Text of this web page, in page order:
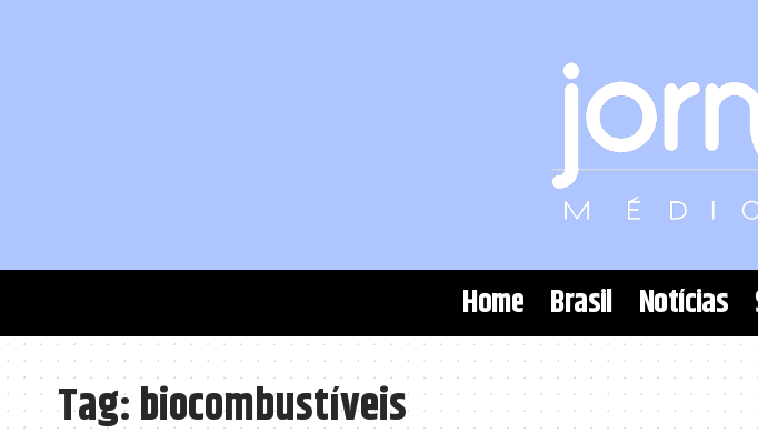
Home Brasil Notícias
Tag:biocombustíveis